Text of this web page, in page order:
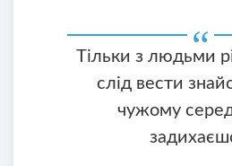
Тільки з людьми
слід вести
чужому